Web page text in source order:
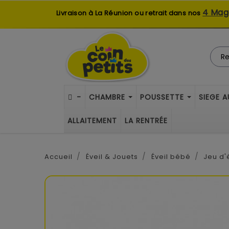
Livraison à La Réunion ou retrait dans nos 4
- CHAMBRE POUSSETTE SIEGE
ALLAITEMENT LA RENTRÉE
Accueil Éveil & Jouets Éveil bébé Jeu